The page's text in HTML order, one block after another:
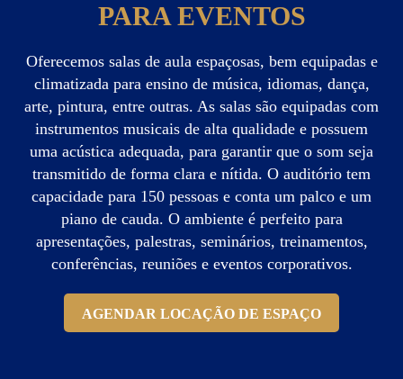
PARA EVENTOS
Oferecemos salas de aula espaçosas, bem equipadas e
climatizada para ensino de música, idiomas, dança,
arte, pintura, entre outras. As salas são equipadas com
instrumentos musicais de alta qualidade e possuem
uma acústica adequada, para garantir que o som seja
transmitido de forma clara e nítida. O auditório tem
capacidade para 150 pessoas e conta um palco e um
piano de cauda. O ambiente é perfeito para
apresentações, palestras, seminários, treinamentos,
conferências, reuniões e eventos corporativos.
AGENDAR LOCAÇÃO DE ESPAÇO